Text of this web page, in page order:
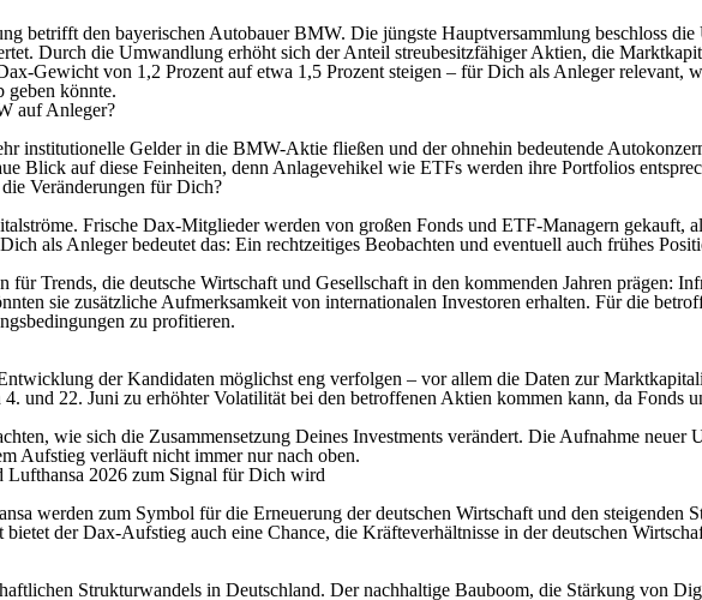
betrifft den bayerischen Autobauer BMW. Die jüngste Hauptversammlung beschloss
Durch die Umwandlung erhöht sich der Anteil streubesitzfähiger Aktien, die
Gewicht von 1,2 Prozent auf etwa 1,5 Prozent steigen – für Dich als Anleger relevant,
geben könnte.
auf Anleger?
institutionelle Gelder in die BMW-Aktie fließen und der ohnehin bedeutende
Blick auf diese Feinheiten, denn Anlagevehikel wie ETFs werden ihre Portfolios
Veränderungen für Dich?
Frische Dax-Mitglieder werden von großen Fonds und ETF-Managern
als Anleger bedeutet das: Ein rechtzeitiges Beobachten und eventuell auch frühes
für Trends, die deutsche Wirtschaft und Gesellschaft in den kommenden Jahren prägen:
sie zusätzliche Aufmerksamkeit von internationalen Investoren erhalten. Für die
zu profitieren.
der Kandidaten möglichst eng verfolgen – vor allem die Daten zur
4. und 22. Juni zu erhöhter Volatilität bei den betroffenen Aktien kommen kann, da Fonds
wie sich die Zusammensetzung Deines Investments verändert. Die Aufnahme
Aufstieg verläuft nicht immer nur nach oben.
2026 zum Signal für Dich wird
werden zum Symbol für die Erneuerung der deutschen Wirtschaft und den
der Dax-Aufstieg auch eine Chance, die Kräfteverhältnisse in der deutschen
Strukturwandels in Deutschland. Der nachhaltige Bauboom, die Stärkung von